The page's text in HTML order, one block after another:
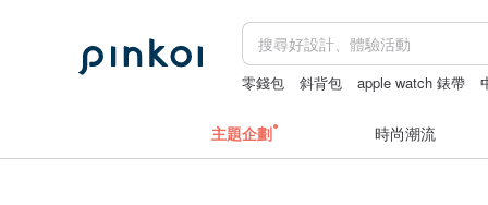
零錢包 斜背包 apple watch 錶帶
主題企劃 時尚潮流